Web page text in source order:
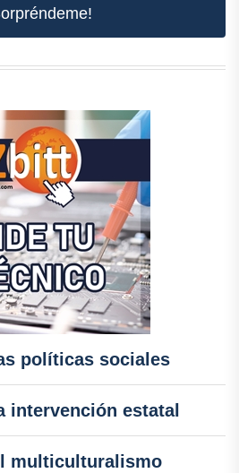
políticas sociales
intervención estatal
multiculturalismo